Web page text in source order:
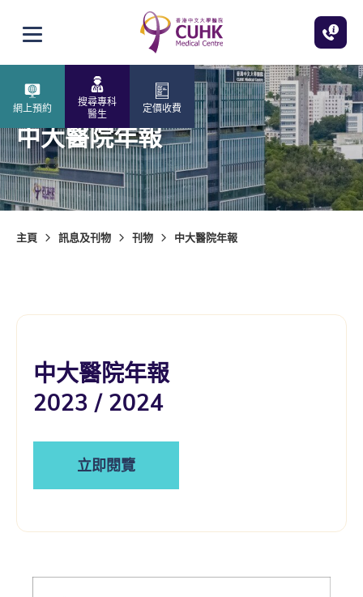
打開選單
網上預約
搜尋專科
醫生
定價收費
中大醫院年報
主頁 訊息及刊物 刊物 中大醫院年報
中大醫院年報
2023 / 2024
立即閱覽